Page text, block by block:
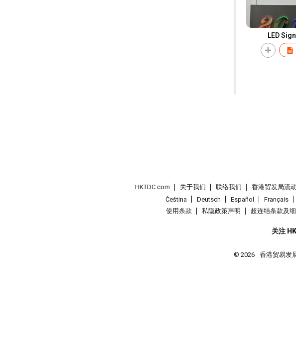
LED
HKTDC.com 关于我们 联络我们 香港贸发局流
Čeština
Deutsch Español Français
使用条款
私隐政策声明 超连结条款及细
关注
© 2026 香港贸易发